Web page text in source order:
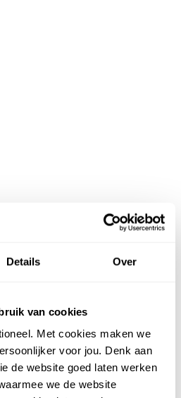
Details Over
van cookies
Met cookies maken we
voor jou. Denk aan
de website goed laten werken
we de website